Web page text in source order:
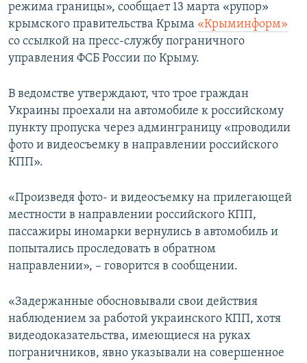
режима границы», сообщает 13 марта «рупор»
крымского правительства Крыма «Крыминформ»
со ссылкой на пресс-службу пограничного
управления ФСБ России по Крыму.
В ведомстве утверждают, что трое граждан
Украины проехали на автомобиле к российскому
пункту пропуска через админграницу «проводили
фото и видеосъемку в направлении российского
КПП».
«Произведя фото- и видеосъемку на прилегающей
местности в направлении российского КПП,
пассажиры иномарки вернулись в автомобиль и
попытались проследовать в обратном
направлении», – говорится в сообщении.
«Задержанные обосновывали свои действия
наблюдением за работой украинского КПП, хотя
видеодоказательства, имеющиеся на руках
пограничников, явно указывали на совершенное